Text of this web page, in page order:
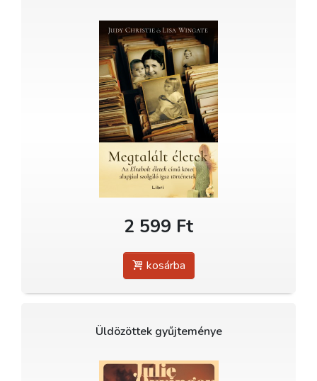
2 599 Ft
kosárba
Üldözöttek gyűjteménye